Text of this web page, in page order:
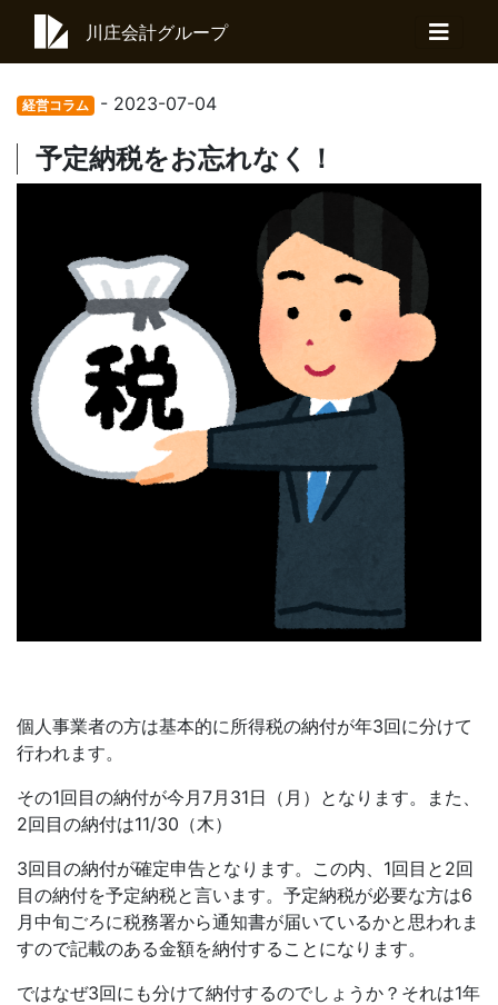
川庄会計グループ
経営コラム - 2023-07-04
予定納税をお忘れなく！
個人事業者の方は基本的に所得税の納付が年3回に分けて
行われます。
その1回目の納付が今月7月31日（月）となります。また、
2回目の納付は11/30（木）
3回目の納付が確定申告となります。この内、1回目と2回
目の納付を予定納税と言います。予定納税が必要な方は6
月中旬ごろに税務署から通知書が届いているかと思われま
すので記載のある金額を納付することになります。
ではなぜ3回にも分けて納付するのでしょうか？それは1年